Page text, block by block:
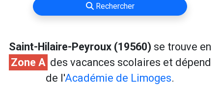
Rechercher
Saint-Hilaire-Peyroux (19560) se trouve en
Zone A des vacances scolaires et dépend
de l'Académie de Limoges.